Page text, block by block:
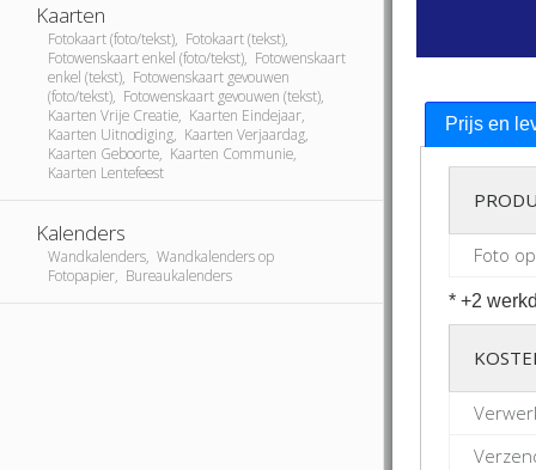
Kaarten
Fotokaart (foto/tekst), Fotokaart (tekst),
Fotowenskaart enkel (foto/tekst), Fotowenskaart
enkel (tekst), Fotowenskaart gevouwen
(foto/tekst), Fotowenskaart gevouwen (tekst),
Kaarten Vrije Creatie, Kaarten Eindejaar,
Kaarten Uitnodiging, Kaarten Verjaardag,
Kaarten Geboorte, Kaarten Communie,
Kaarten Lentefeest
Kalenders
Wandkalenders, Wandkalenders op
Fotopapier, Bureaukalenders
Prijs en
Foto
* +2